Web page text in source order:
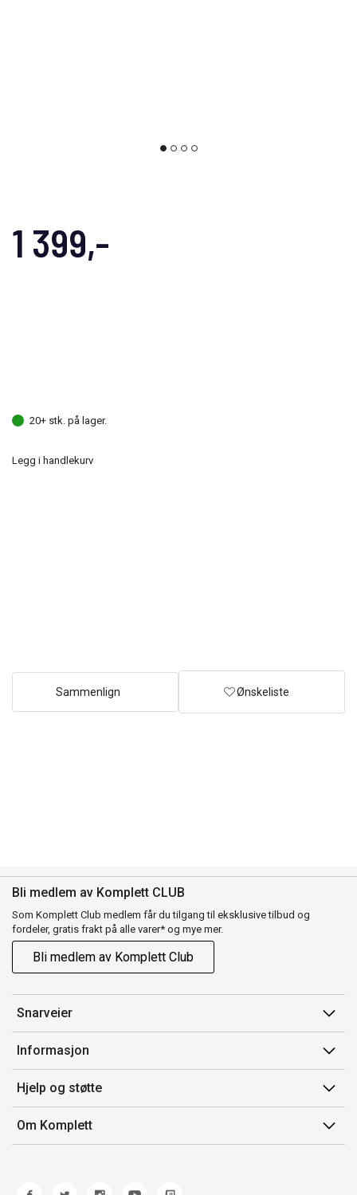
1 399,-
20+ stk. på lager.
Legg i handlekurv
Sammenlign Ønskeliste
Bli medlem av Komplett CLUB
Som Komplett Club medlem får du tilgang til eksklusive tilbud og
fordeler, gratis frakt på alle varer* og mye mer.
Bli medlem av Komplett Club
Snarveier
Min side
Ordreoversikt
Flex
Komplett Club
Informasjon
Salgsbetingelser
Medlemsvilkår for Komplett Club
Merker/produsent
Hjelp og støtte
Kontakt oss
Kundeservice
Om Komplett